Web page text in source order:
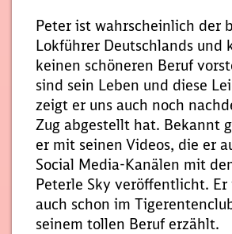
Peter ist wahrscheinlich der
Lokführer Deutschlands und
keinen schöneren Beruf
sind sein Leben und diese
zeigt er uns auch noch
Zug abgestellt hat. Bekannt
er mit seinen Videos, die er
Social Media-Kanälen mit
Peterle Sky veröffentlicht. Er
auch schon im
seinem tollen Beruf erzählt.